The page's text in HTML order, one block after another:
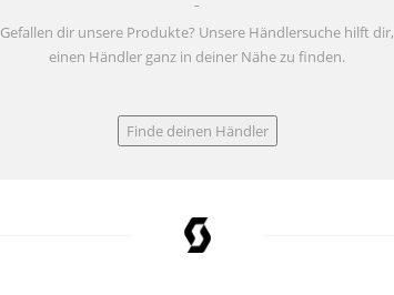
Gefallen dir unsere Produkte? Unsere Händlersuche hilft dir,
einen Händler ganz in deiner Nähe zu finden.
Finde deinen Händler